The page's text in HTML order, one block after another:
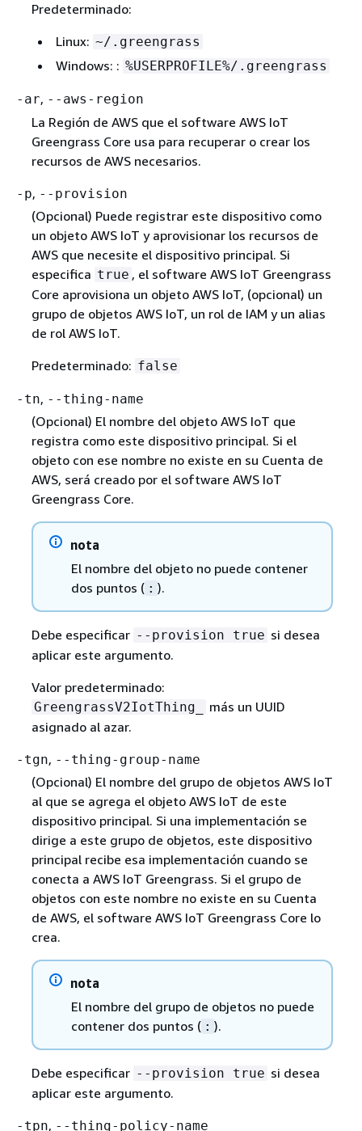
Predeterminado:
Linux: ~/.greengrass
Windows: : %USERPROFILE%/.greengrass
-ar, --aws-region
La Región de AWS que el software AWS IoT
Greengrass Core usa para recuperar o crear los
recursos de AWS necesarios.
-p, --provision
(Opcional) Puede registrar este dispositivo como
un objeto AWS IoT y aprovisionar los recursos de
AWS que necesite el dispositivo principal. Si
especifica true , el software AWS IoT Greengrass
Core aprovisiona un objeto AWS IoT, (opcional) un
grupo de objetos AWS IoT, un rol de IAM y un alias
de rol AWS IoT.
Predeterminado: false
-tn, --thing-name
(Opcional) El nombre del objeto AWS IoT que
registra como este dispositivo principal. Si el
objeto con ese nombre no existe en su Cuenta de
AWS, será creado por el software AWS IoT
Greengrass Core.
nota
El nombre del objeto no puede contener
dos puntos ( : ).
Debe especificar --provision true si desea
aplicar este argumento.
Valor predeterminado:
GreengrassV2IotThing_
más un UUID
asignado al azar.
-tgn, --thing-group-name
(Opcional) El nombre del grupo de objetos AWS IoT
al que se agrega el objeto AWS IoT de este
dispositivo principal. Si una implementación se
dirige a este grupo de objetos, este dispositivo
principal recibe esa implementación cuando se
conecta a AWS IoT Greengrass. Si el grupo de
objetos con este nombre no existe en su Cuenta
de AWS, el software AWS IoT Greengrass Core lo
crea.
nota
El nombre del grupo de objetos no puede
contener dos puntos ( : ).
Debe especificar --provision true si desea
aplicar este argumento.
-tpn, --thing-policy-name